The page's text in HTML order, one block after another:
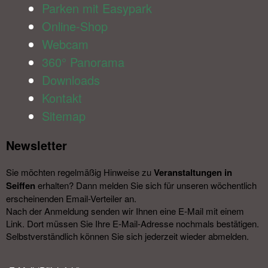
Parken mit Easypark
Online-Shop
Webcam
360° Panorama
Downloads
Kontakt
Sitemap
Newsletter​
Sie möchten regelmäßig Hinweise zu Veranstal­tungen in
Seiffen erhalten? Dann melden Sie sich für unseren wöchentlich
erscheinenden Email-Verteiler an.
Nach der Anmeldung senden wir Ihnen eine E-Mail mit einem
Link. Dort müssen Sie Ihre E-Mail-Adresse nochmals bestätigen.
Selbstverständlich können Sie sich jederzeit wieder abmelden.​